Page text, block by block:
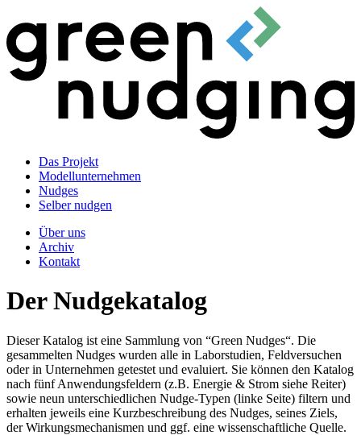
Das Projekt
Modellunternehmen
Nudges
Selber nudgen
Über uns
Archiv
Kontakt
Der Nudgekatalog
Dieser Katalog ist eine Sammlung von “Green Nudges“. Die
gesammelten Nudges wurden alle in Laborstudien, Feldversuchen
oder in Unternehmen getestet und evaluiert. Sie können den Katalog
nach fünf Anwendungsfeldern (z.B. Energie & Strom siehe Reiter)
sowie neun unterschiedlichen Nudge-Typen (linke Seite) filtern und
erhalten jeweils eine Kurzbeschreibung des Nudges, seines Ziels,
der Wirkungsmechanismen und ggf. eine wissenschaftliche Quelle.